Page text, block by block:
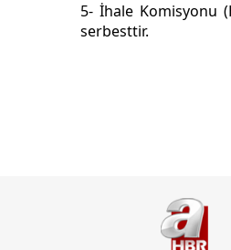
5- İhale Komisyonu
serbesttir.